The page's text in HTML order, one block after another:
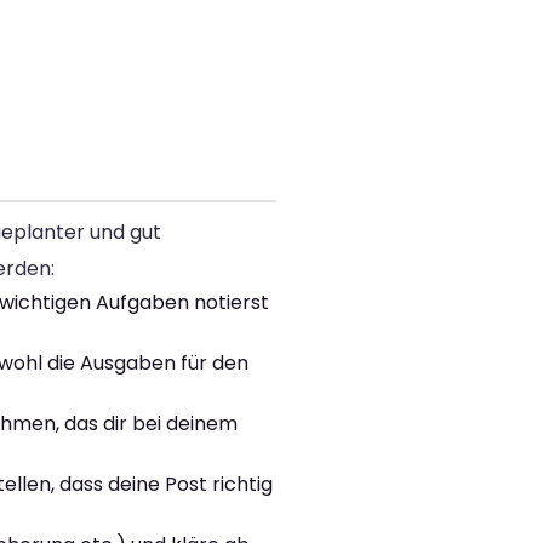
und gut
Aufgaben notierst
die Ausgaben für den
das dir bei deinem
dass deine Post richtig